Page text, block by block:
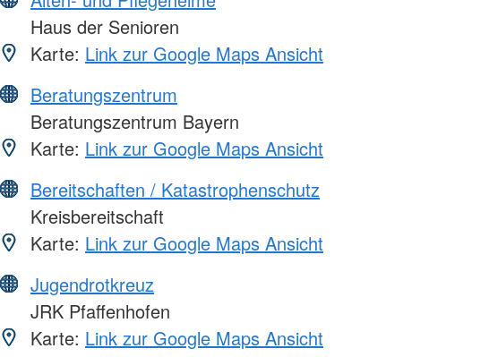
Haus der Senioren
Karte: Link zur Google Maps Ansicht
Beratungszentrum
Beratungszentrum Bayern
Karte: Link zur Google Maps Ansicht
Bereitschaften / Katastrophenschutz
Kreisbereitschaft
Karte: Link zur Google Maps Ansicht
Jugendrotkreuz
JRK Pfaffenhofen
Karte: Link zur Google Maps Ansicht